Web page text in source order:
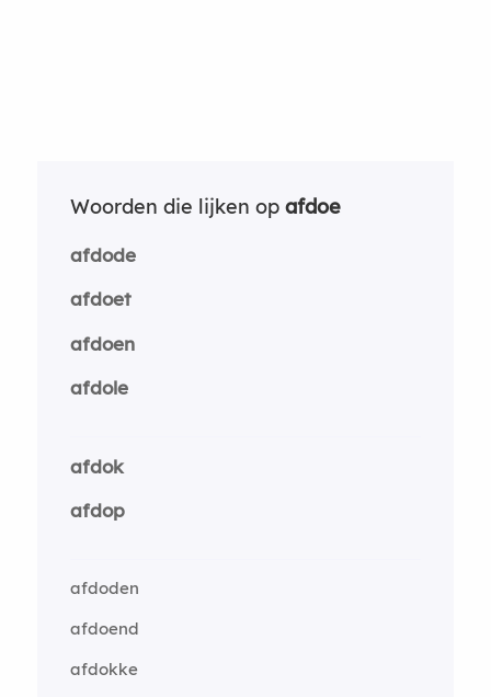
Woorden die lijken op afdoe
afdode
afdoet
afdoen
afdole
afdok
afdop
afdoden
afdoend
afdokke